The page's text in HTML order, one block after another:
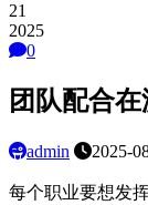
21
2025
0
团队配合
admin 2025-
每个职业要想发